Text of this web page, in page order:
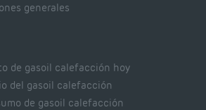
generales
de gasoil calefacción hoy
del gasoil calefacción
de gasoil calefacción